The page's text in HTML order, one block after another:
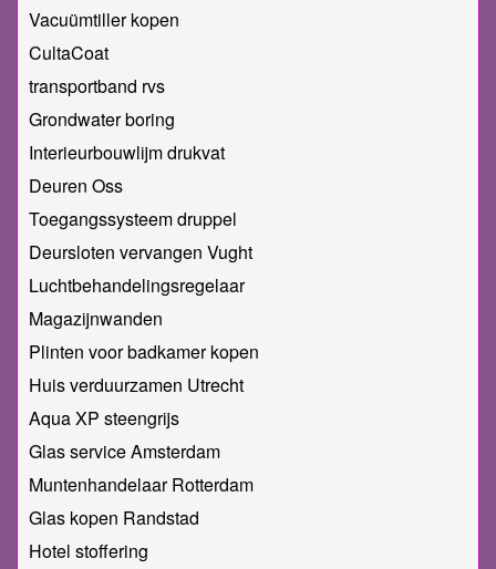
Vacuümtiller kopen
CultaCoat
transportband rvs
Grondwater boring
Interieurbouwlijm drukvat
Deuren Oss
Toegangssysteem druppel
Deursloten vervangen Vught
Luchtbehandelingsregelaar
Magazijnwanden
Plinten voor badkamer kopen
Huis verduurzamen Utrecht
Aqua XP steengrijs
Glas service Amsterdam
Muntenhandelaar Rotterdam
Glas kopen Randstad
Hotel stoffering